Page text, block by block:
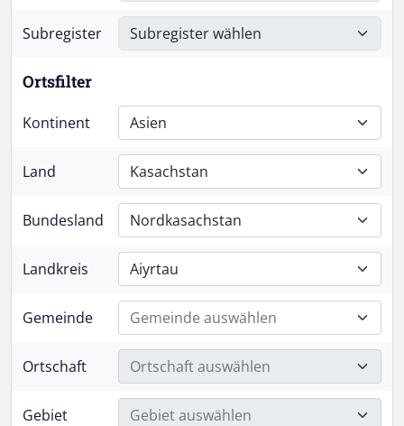
Subregister
Ortsfilter
Kontinent Asien
Land Kasachstan
Bundesland Nordkasachstan
Landkreis Aiyrtau
Gemeinde Gemeinde auswählen
Ortschaft Ortschaft auswählen
Gebiet Gebiet auswählen